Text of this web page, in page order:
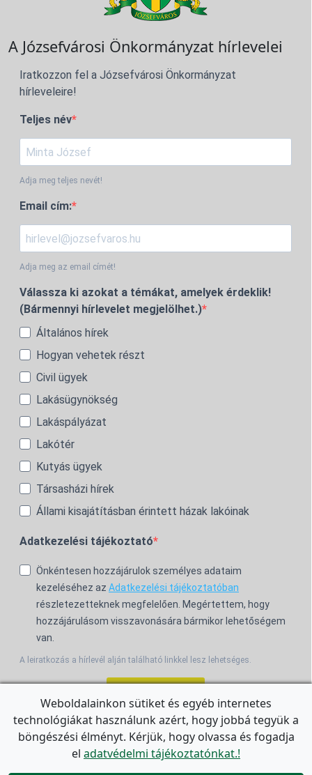
A Józsefvárosi Önkormányzat hírlevelei
Iratkozzon fel a Józsefvárosi Önkormányzat
hírleveleire!
Teljes név
Adja meg teljes nevét!
Email cím:
Adja meg az email címét!
Válassza ki azokat a témákat, amelyek érdeklik!
(Bármennyi hírlevelet megjelölhet.)
Általános hírek
Hogyan vehetek részt
Civil ügyek
Lakásügynökség
Lakáspályázat
Lakótér
Kutyás ügyek
Társasházi hírek
Állami kisajátításban érintett házak lakóinak
Adatkezelési tájékoztató
Önkéntesen hozzájárulok személyes adataim
kezeléséhez az Adatkezelési tájékoztatóban
részletezetteknek megfelelően. Megértettem, hogy
hozzájárulásom visszavonására bármikor lehetőségem
van.
A leiratkozás a hírlevél alján található linkkel lesz lehetséges.
For the English Newsletter, clickHERE.
Weboldalainkon sütiket és egyéb internetes
technológiákat használunk azért, hogy jobbá tegyük a
böngészési élményt. Kérjük, hogy olvassa és fogadja
el adatvédelmi tájékoztatónkat.!